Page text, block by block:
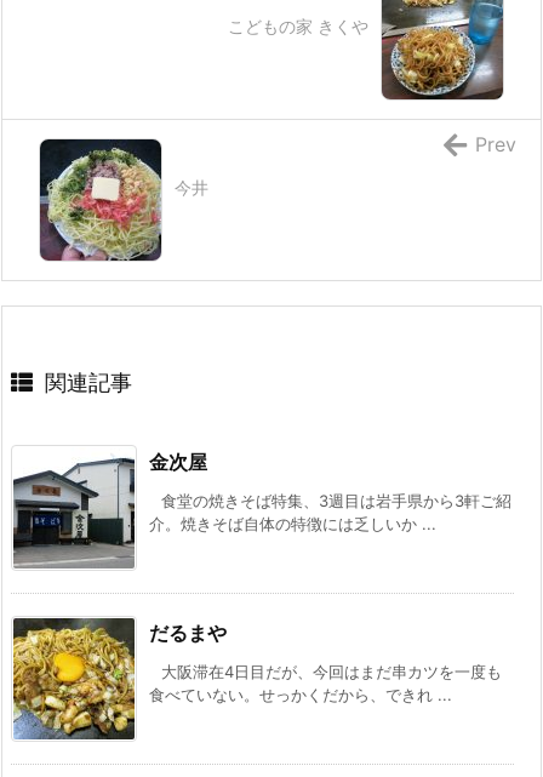
こどもの家 きくや
今井
Prev
関連記事
金次屋
食堂の焼きそば特集、3週目は岩手県から3軒ご紹
介。焼きそば自体の特徴には乏しいか ...
だるまや
大阪滞在4日目だが、今回はまだ串カツを一度も
食べていない。せっかくだから、できれ ...